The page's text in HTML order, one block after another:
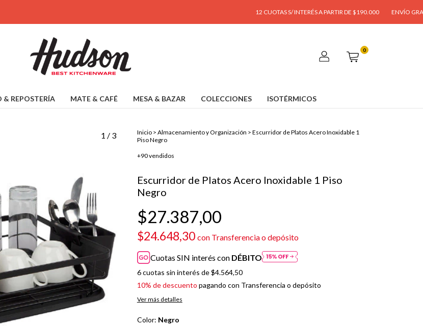
12 CUOTAS S/ INTERÉS A PARTIR DE $190.000 ENVÍO GRATIS A
0
& REPOSTERÍA MATE & CAFÉ MESA & BAZAR COLECCIONES ISOTÉRMICOS
1 / 3 Inicio > Almacenamiento y Organización > Escurridor de Platos Acero Inoxidable 1
Piso Negro
+90 vendidos
Escurridor de Platos Acero Inoxidable 1 Piso
Negro
$27.387,00
$24.648,30 con Transferencia o depósito
Cuotas SIN interés con DÉBITO
6cuotas sin interés de$4.564,50
10% de descuento pagando con Transferencia o depósito
Ver más detalles
Color: Negro